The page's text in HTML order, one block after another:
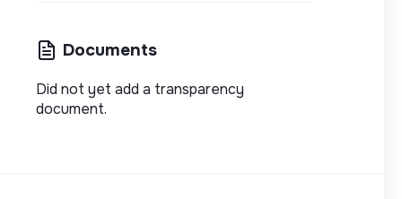
Documents
Did not yet add a transparency
document.